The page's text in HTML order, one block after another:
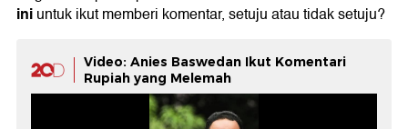
iniuntuk ikut memberi komentar, setuju atau tidak setuju?
Video: Anies Baswedan Ikut Komentari
Rupiah yang Melemah